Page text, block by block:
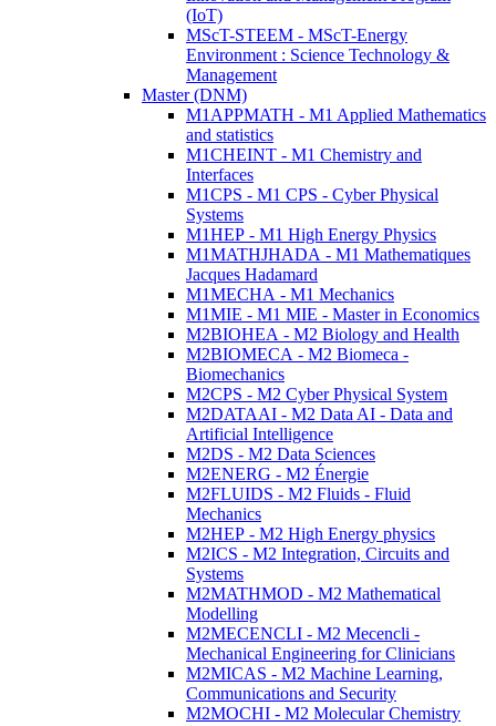
(IoT)
MScT-STEEM - MScT-Energy
Environment : Science Technology &
Management
Master (DNM)
M1APPMATH - M1 Applied Mathematics
and statistics
M1CHEINT - M1 Chemistry and
Interfaces
M1CPS - M1 CPS - Cyber Physical
Systems
M1HEP - M1 High Energy Physics
M1MATHJHADA - M1 Mathematiques
Jacques Hadamard
M1MECHA - M1 Mechanics
M1MIE - M1 MIE - Master in Economics
M2BIOHEA - M2 Biology and Health
M2BIOMECA - M2 Biomeca -
Biomechanics
M2CPS - M2 Cyber Physical System
M2DATAAI - M2 Data AI - Data and
Artificial Intelligence
M2DS - M2 Data Sciences
M2ENERG - M2 Énergie
M2FLUIDS - M2 Fluids - Fluid
Mechanics
M2HEP - M2 High Energy physics
M2ICS - M2 Integration, Circuits and
Systems
M2MATHMOD - M2 Mathematical
Modelling
M2MECENCLI - M2 Mecencli -
Mechanical Engineering for Clinicians
M2MICAS - M2 Machine Learning,
Communications and Security
M2MOCHI - M2 Molecular Chemistry